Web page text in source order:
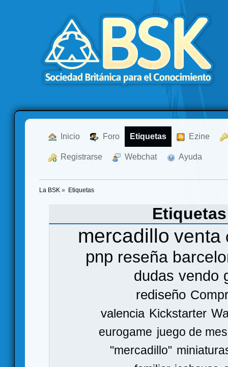
Inicio Foro Etiquetas Ezine
Registrarse Webchat Ayuda
La BSK » Etiquetas
mercadillo venta
pnp reseña
dudas vendo
rediseño
valencia Kickstarter
eurogame juego de
"mercadillo"